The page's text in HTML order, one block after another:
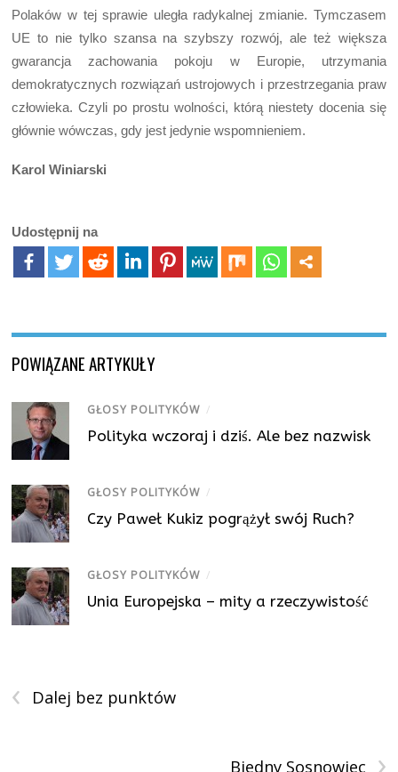
Polaków w tej sprawie uległa radykalnej zmianie. Tymczasem
UE to nie tylko szansa na szybszy rozwój, ale też większa
gwarancja zachowania pokoju w Europie, utrzymania
demokratycznych rozwiązań ustrojowych i przestrzegania praw
człowieka. Czyli po prostu wolności, którą niestety docenia się
głównie wówczas, gdy jest jedynie wspomnieniem.
Karol Winiarski
Udostępnij na
POWIĄZANE ARTYKUŁY
GŁOSY POLITYKÓW /
Polityka wczoraj i dziś. Ale bez nazwisk
GŁOSY POLITYKÓW /
Czy Paweł Kukiz pogrążył swój Ruch?
GŁOSY POLITYKÓW /
Unia Europejska – mity a rzeczywistość
‹ Dalej bez punktów
›
Biedny Sosnowiec